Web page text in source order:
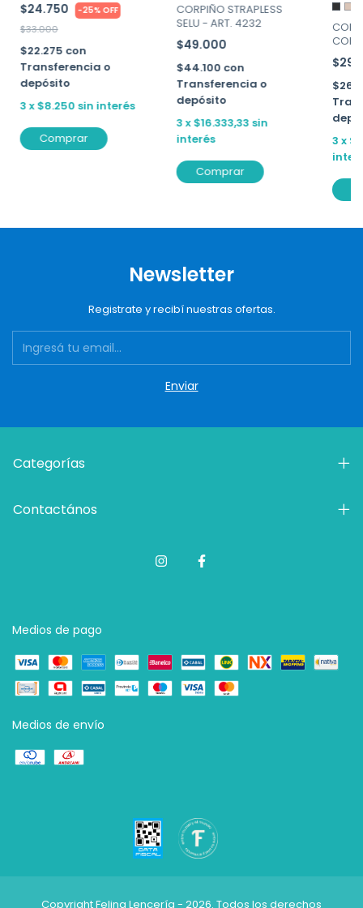
$24.750 -25% OFF
$33.000
$22.275 con
Transferencia o
depósito
3 x$8.250 sin interés
Comprar
CORPIÑO STRAPLESS
SELU - ART. 4232
$49.000
$44.100 con
Transferencia o
depósito
3x$16.333,33 sin
interés
Comprar
CON
598
3 x
Newsletter
Registrate y recibí nuestras ofertas.
Categorías
Contactános
Medios de pago
Medios de envío
Copyright Felina Lencería - 2026. Todos los derechos